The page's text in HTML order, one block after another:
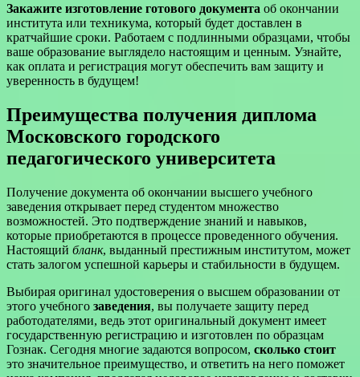
Закажите изготовление готового документа об окончании
института или техникума, который будет доставлен в
кратчайшие сроки. Работаем с подлинными образцами, чтобы
ваше образование выглядело настоящим и ценным. Узнайте,
как оплата и регистрация могут обеспечить вам защиту и
уверенность в будущем!
Преимущества получения диплома
Московского городского
педагогического университета
Получение документа об окончании высшего учебного
заведения открывает перед студентом множество
возможностей. Это подтверждение знаний и навыков,
которые приобретаются в процессе проведенного обучения.
Настоящий бланк, выданный престижным институтом, может
стать залогом успешной карьеры и стабильности в будущем.
Выбирая оригинал удостоверения о высшем образовании от
этого учебного заведения, вы получаете защиту перед
работодателями, ведь этот оригинальный документ имеет
государственную регистрацию и изготовлен по образцам
Гознак. Сегодня многие задаются вопросом, сколько стоит
это значительное преимущество, и ответить на него поможет